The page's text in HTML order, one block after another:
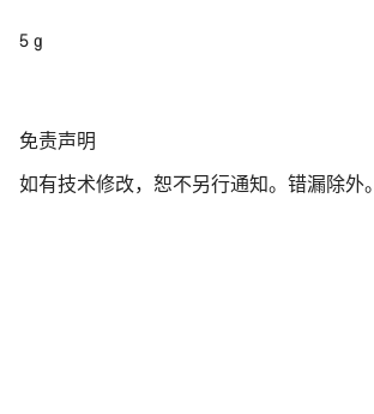
5 g
免
声
免责声明
如有技术修改，恕不另行通知。错漏除外。